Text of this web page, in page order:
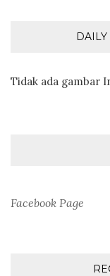
Tidak ada gambar
Facebook Page